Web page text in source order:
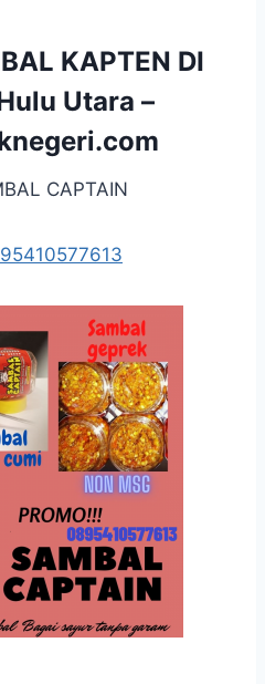
KAPTEN DI
Utara –
CAPTAIN